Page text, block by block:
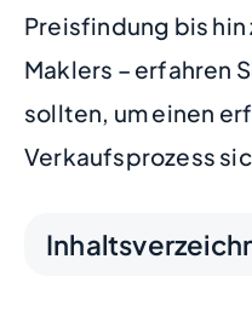
Preisfindung bis hin
Maklers – erfahren
sollten, um einen
Verkaufsprozess